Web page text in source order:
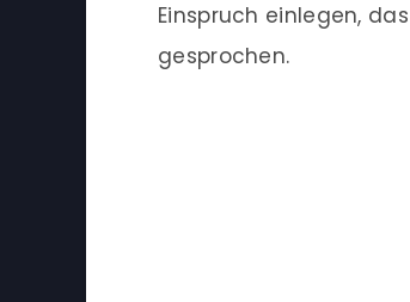
Einspruch einlegen,
gesprochen.